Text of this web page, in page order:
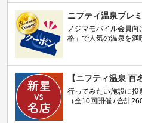
ニフティ温泉プレ
ノジマモバイル会員
格」で人気の温泉を満
【ニフティ温泉 百
行ってみたい施設に投
（全10回開催 / 合計